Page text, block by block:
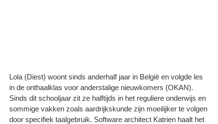
Lola (Diest) woont sinds anderhalf jaar in België en volgde les
in de onthaalklas voor anderstalige nieuwkomers (OKAN).
Sinds dit schooljaar zit ze halftijds in het reguliere onderwijs en
sommige vakken zoals aardrijkskunde zijn moeilijker te volgen
door specifiek taalgebruik. Software architect Katrien haalt het